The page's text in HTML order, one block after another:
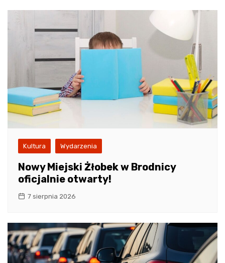
Kultura Wydarzenia
Nowy Miejski Żłobek w Brodnicy
oficjalnie otwarty!
7 sierpnia 2026